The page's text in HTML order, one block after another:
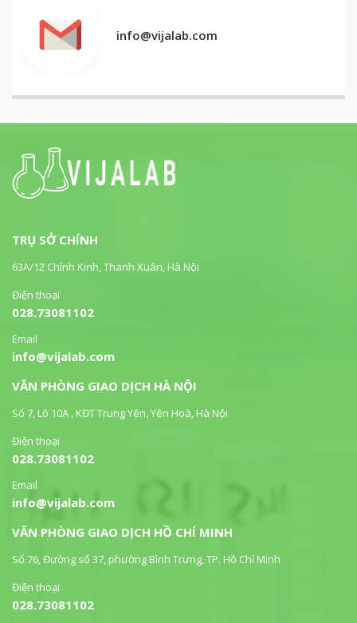
info@vijalab.com
TRỤ SỞ CHÍNH
63A/12 Chính Kinh, Thanh Xuân, Hà Nội
Điện thoại
028.73081102
Email
info@vijalab.com
VĂN PHÒNG GIAO DỊCH HÀ NỘI
Số 7, Lô 10A , KĐT Trung Yên, Yên Hoà, Hà Nội
Điện thoại
028.73081102
Email
info@vijalab.com
VĂN PHÒNG GIAO DỊCH HỒ CHÍ MINH
Số 76, Đường số 37, phường Bình Trưng, TP. Hồ Chí Minh
Điện thoại
028.73081102